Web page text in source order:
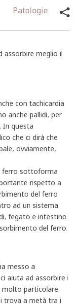
Patologie
assorbire meglio il
con tachicardia
anche pallidi, per
In questa
che ci dirà che
ovviamente,
ferro sottoforma
rispetto a
del ferro
ad un sistema
fegato e intestino
del ferro.
messo a
aiuta ad assorbire i
particolare.
trova a metà tra i